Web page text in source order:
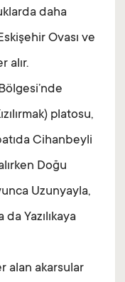
daha
Ovası ve
alır.
platosu,
Cihanbeyli
Doğu
Uzunyayla,
Yazılıkaya
alan akarsular